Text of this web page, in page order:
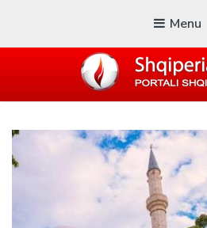
Menu
Blogu i ShqiperiaCom